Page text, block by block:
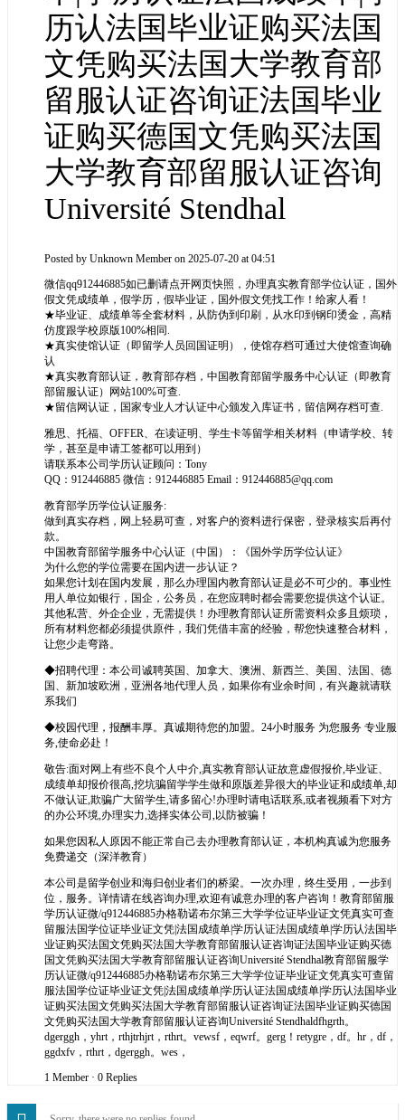
历认法国毕业证购买法国
文凭购买法国大学教育部
留服认证咨询证法国毕业
证购买德国文凭购买法国
大学教育部留服认证咨询
Université Stendhal
Posted by Unknown Member on 2025-07-20 at 04:51
微信qq912446885如已删请点开网页快照，办理真实教育部学位认证，国外
假文凭成绩单，假学历，假毕业证，国外假文凭找工作！给家人看！
★毕业证、成绩单等全套材料，从防伪到印刷，从水印到钢印烫金，高精
仿度跟学校原版100%相同.
★真实使馆认证（即留学人员回国证明），使馆存档可通过大使馆查询确
认
★真实教育部认证，教育部存档，中国教育部留学服务中心认证（即教育
部留服认证）网站100%可查.
★留信网认证，国家专业人才认证中心颁发入库证书，留信网存档可查.
雅思、托福、OFFER、在读证明、学生卡等留学相关材料（申请学校、转
学，甚至是申请工签都可以用到）
请联系本公司学历认证顾问：Tony
QQ：912446885 微信：912446885 Email：912446885@qq.com
教育部学历学位认证服务:
做到真实存档，网上轻易可查，对客户的资料进行保密，登录核实后再付
款。
中国教育部留学服务中心认证（中国）：《国外学历学位认证》
为什么您的学位需要在国内进一步认证？
如果您计划在国内发展，那么办理国内教育部认证是必不可少的。事业性
用人单位如银行，国企，公务员，在您应聘时都会需要您提供这个认证。
其他私营、外企企业，无需提供！办理教育部认证所需资料众多且烦琐，
所有材料您都必须提供原件，我们凭借丰富的经验，帮您快速整合材料，
让您少走弯路。
◆招聘代理：本公司诚聘英国、加拿大、澳洲、新西兰、美国、法国、德
国、新加坡欧洲，亚洲各地代理人员，如果你有业余时间，有兴趣就请联
系我们
◆校园代理，报酬丰厚。真诚期待您的加盟。24小时服务 为您服务 专业服
务,使命必赴！
敬告:面对网上有些不良个人中介,真实教育部认证故意虚假报价,毕业证、
成绩单却报价很高,挖坑骗留学学生做和原版差异很大的毕业证和成绩单,却
不做认证,欺骗广大留学生,请多留心!办理时请电话联系,或者视频看下对方
的办公环境,办理实力,选择实体公司,以防被骗！
如果您因私人原因不能正常自己去办理教育部认证，本机构真诚为您服务
免费递交（深洋教育）
本公司是留学创业和海归创业者们的桥梁。一次办理，终生受用，一步到
位，服务。详情请在线咨询办理,欢迎有诚意办理的客户咨询！教育部留服
学历认证微/q912446885办格勒诺布尔第三大学学位证毕业证文凭真实可查
留服法国学位证毕业证文凭|法国成绩单|学历认证法国成绩单|学历认法国毕
业证购买法国文凭购买法国大学教育部留服认证咨询证法国毕业证购买德
国文凭购买法国大学教育部留服认证咨询Université Stendhal教育部留服学
历认证微/q912446885办格勒诺布尔第三大学学位证毕业证文凭真实可查留
服法国学位证毕业证文凭|法国成绩单|学历认证法国成绩单|学历认法国毕业
证购买法国文凭购买法国大学教育部留服认证咨询证法国毕业证购买德国
文凭购买法国大学教育部留服认证咨询Université Stendhaldfhgrth。
dgerggh，yhrt，rthjtrhjrt，rthrt。vewsf，eqwrf。gerg！retygre，df。hr，df，
ggdxfv，rthrt，dgerggh。wes，
1 Member · 0 Replies